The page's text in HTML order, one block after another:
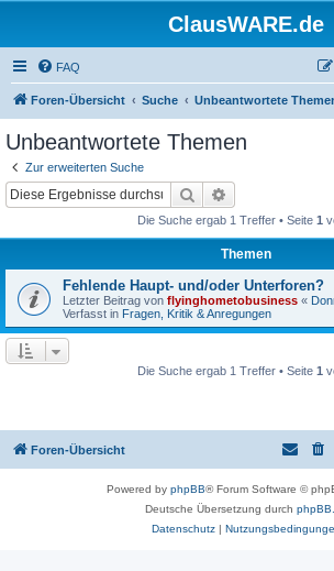
ClausWARE.de
FAQ
Foren-Übersicht Suche Unbeantwortete
Unbeantwortete Themen
Zur erweiterten Suche
Suche
Die Suche ergab 1 Treffer • Seite 1
Themen
Fehlende Haupt- und/oder Unterforen?
Letzter Beitrag von flyinghometobusiness «
Verfasst in Fragen, Kritik & Anregungen
Die Suche ergab 1 Treffer • Seite 1
Foren-Übersicht
Powered by phpBB® Forum Software ©
Deutsche Übersetzung durch
Datenschutz|